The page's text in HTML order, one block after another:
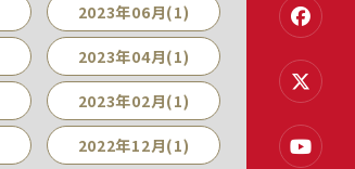
2023年06月(1)
2023年04月(1)
2023年02月(1)
2022年12月(1)